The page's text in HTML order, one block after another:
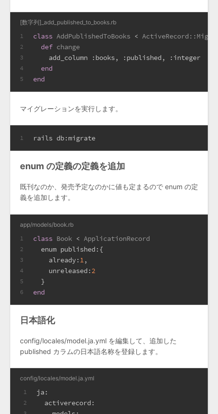
[数字列]_add_published_to_books.rb
1
2
3
4
5
class AddPublishedToBooks <
def change
    add_column
:books, :published ,
:integer
end
end
マイグレーションを実行します。
1 rails db:migrate
enum の定義の定義を追加
既刊なのか、発売予定なのかに値も定まるので enum の定
義を追加します。
app/models/book.rb
1
2
3
4
5
6
class Book < ApplicationRecord
  enum
published:{
already:1,
unreleased:2
  }
end
日本語化
config/locales/model.ja.yml を編集して、追加した
published カラムの日本語名称を登録します。
config/locales/model.ja.yml
1
2
ja:
activerecord: